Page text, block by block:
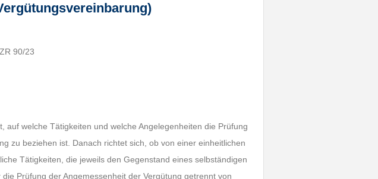
90/23
auf welche Tätigkeiten und welche Angelegenheiten die Prüfung
zu beziehen ist. Danach richtet sich, ob von einer einheitlichen
Tätigkeiten, die jeweils den Gegenstand eines selbständigen
Prüfung der Angemessenheit der Vergütung getrennt von